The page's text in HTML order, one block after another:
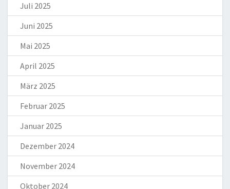
Juli 2025
Juni 2025
Mai 2025
April 2025
März 2025
Februar 2025
Januar 2025
Dezember 2024
November 2024
Oktober 2024